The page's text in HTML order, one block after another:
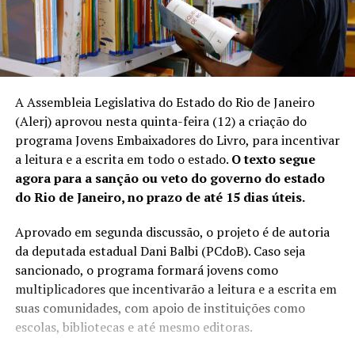
A Assembleia Legislativa do Estado do Rio de Janeiro
(Alerj) aprovou nesta quinta-feira (12) a criação do
programa Jovens Embaixadores do Livro, para incentivar
a leitura e a escrita em todo o estado. O texto segue
agora para a sanção ou veto do governo do estado
do Rio de Janeiro, no prazo de até 15 dias úteis.
Aprovado em segunda discussão, o projeto é de autoria
da deputada estadual Dani Balbi (PCdoB). Caso seja
sancionado, o programa formará jovens como
multiplicadores que incentivarão a leitura e a escrita em
suas comunidades, com apoio de instituições como
escolas, bibliotecas e até mesmo editoras.